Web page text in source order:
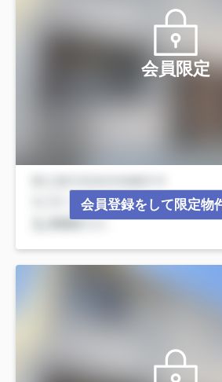
会員限定
会員登録をして限定物